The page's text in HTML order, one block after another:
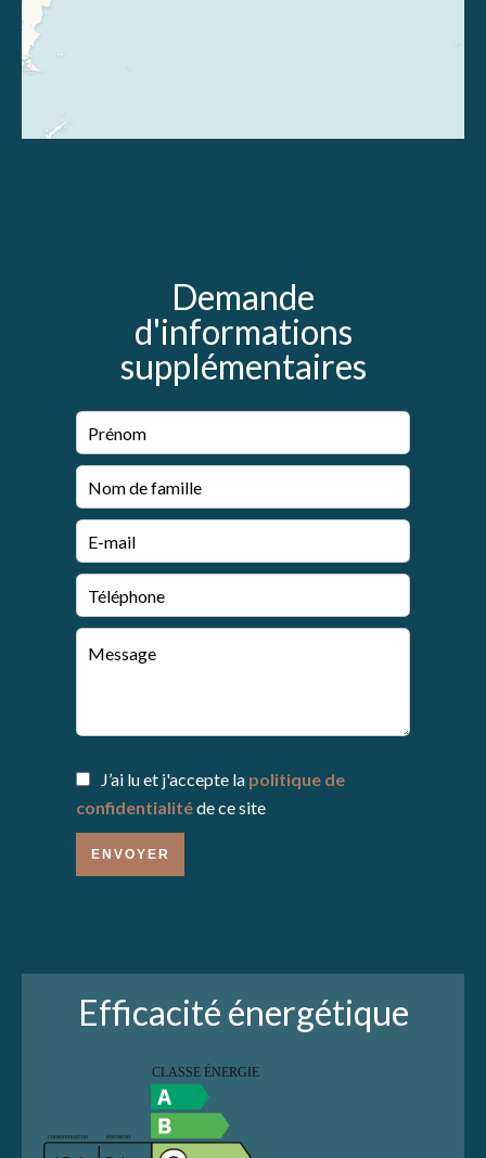
Demande
d'informations
supplémentaires
J’ai lu et j'accepte la politique de
confidentialitéde ce site
ENVOYER
Efficacité énergétique